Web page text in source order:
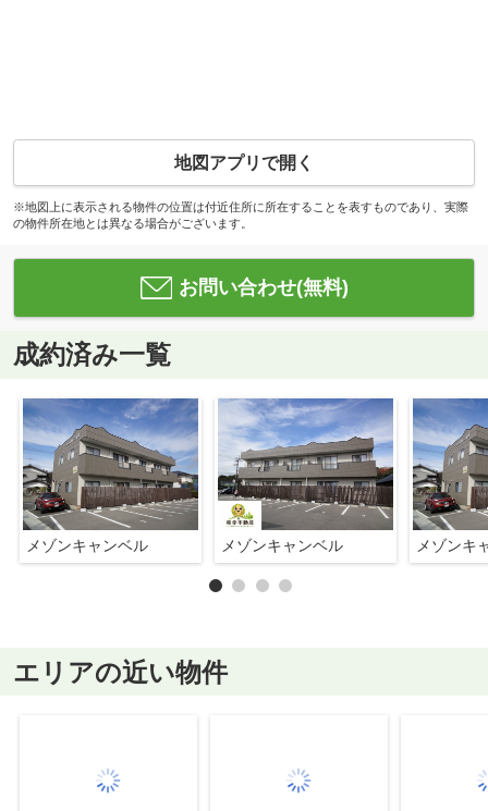
地図アプリで開く
※地図上に表示される物件の位置は付近住所に所在することを表すものであり、実際
の物件所在地とは異なる場合がございます。
お問い合わせ(無料)
成約済み一覧
メゾンキャンベル メゾンキャンベル メゾンキ
エリアの近い物件